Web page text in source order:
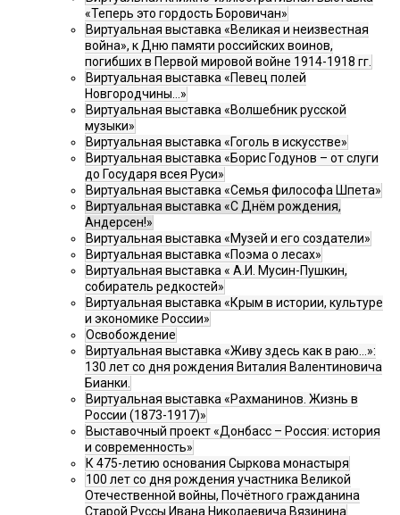
«Теперь это гордость Боровичан»
Виртуальная выставка «Великая и неизвестная
война», к Дню памяти российских воинов,
погибших в Первой мировой войне 1914-1918 гг.
Виртуальная выставка «Певец полей
Новгородчины…»
Виртуальная выставка «Волшебник русской
музыки»
Виртуальная выставка «Гоголь в искусстве»
Виртуальная выставка «Борис Годунов – от слуги
до Государя всея Руси»
Виртуальная выставка «Семья философа Шпета»
Виртуальная выставка «С Днём рождения,
Андерсен!»
Виртуальная выставка «Музей и его создатели»
Виртуальная выставка «Поэма о лесах»
Виртуальная выставка « А.И. Мусин-Пушкин,
собиратель редкостей»
Виртуальная выставка «Крым в истории, культуре
и экономике России»
Освобождение
Виртуальная выставка «Живу здесь как в раю…»:
130 лет со дня рождения Виталия Валентиновича
Бианки.
Виртуальная выставка «Рахманинов. Жизнь в
России (1873-1917)»
Выставочный проект «Донбасс – Россия: история
и современность»
К 475-летию основания Сыркова монастыря
100 лет со дня рождения участника Великой
Отечественной войны, Почётного гражданина
Старой Руссы Ивана Николаевича Вязинина